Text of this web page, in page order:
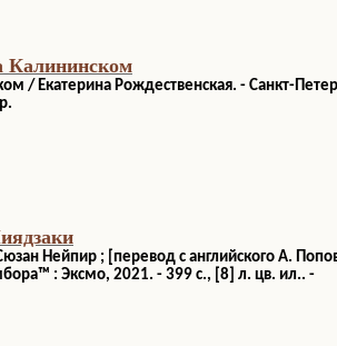
Калининском
/ Екатерина Рождественская. - Санкт-
Нейпир ; [перевод с английского А.
: Эксмо, 2021. - 399 с., [8] л. цв. ил.. -